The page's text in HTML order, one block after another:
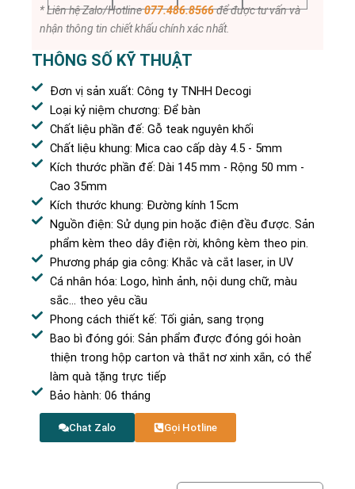
* Liên hệ Zalo/Hotline077.486.8566để được tư vấn và
nhận thông tin chiết khấu chính xác nhất.
THÔNG SỐ KỸ THUẬT
Đơn vị sản xuất: Công ty TNHH Decogi
Loại kỷ niệm chương: Để bàn
Chất liệu phần đế: Gỗ teak nguyên khối
Chất liệu khung: Mica cao cấp dày 4.5 - 5mm
Kích thước phần đế: Dài 145 mm - Rộng 50 mm -
Cao 35mm
Kích thước khung: Đường kính 15cm
Nguồn điện: Sử dụng pin hoặc điện đều được. Sản
phẩm kèm theo dây điện rời, không kèm theo pin.
Phương pháp gia công: Khắc và cắt laser, in UV
Cá nhân hóa: Logo, hình ảnh, nội dung chữ, màu
sắc… theo yêu cầu
Phong cách thiết kế: Tối giản, sang trọng
Bao bì đóng gói: Sản phẩm được đóng gói hoàn
thiện trong hộp carton và thắt nơ xinh xắn, có thể
làm quà tặng trực tiếp
Bảo hành: 06 tháng
Chat Zalo Gọi Hotline